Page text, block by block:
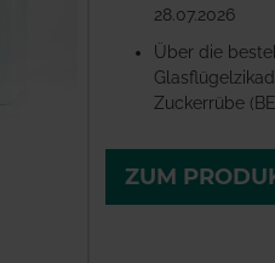
28.07.2026
Über die
Zuckerrübe
ZUM